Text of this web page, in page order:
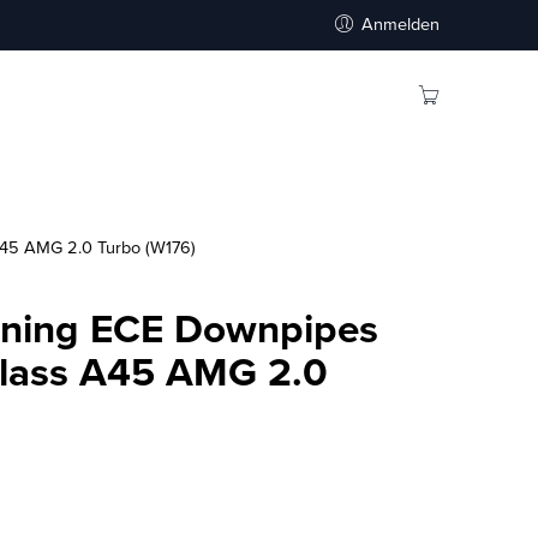
Anmelden
AMG 2.0 Turbo (W176)
ECE Downpipes
A45 AMG 2.0